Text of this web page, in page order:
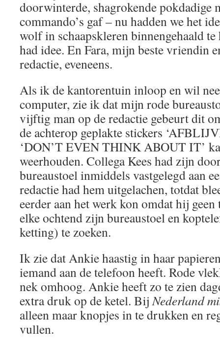
doorwinterde, shagrokende pokdadige
commando’s gaf – nu hadden we het
wolf in schaapskleren binnengehaald
had idee. En Fara, mijn beste vriendin
redactie, eveneens.
Als ik de kantorentuin inloop en wil
computer, zie ik dat mijn rode
vijftig man op de redactie gebeurt dit
de achterop geplakte stickers
‘DON’T EVEN THINK ABOUT IT’
weerhouden. Collega Kees had zijn
bureaustoel inmiddels vastgelegd aan
redactie had hem uitgelachen, totdat
eerder aan het werk kon omdat hij
elke ochtend zijn bureaustoel en
ketting) te zoeken.
Ik zie dat Ankie haastig in haar
iemand aan de telefoon heeft. Rode
nek omhoog. Ankie heeft zo te zien
extra druk op de ketel. BijNederland
alleen maar knopjes in te drukken en
vullen.